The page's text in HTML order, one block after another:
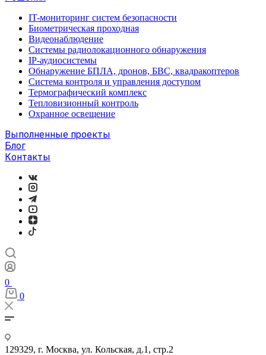
IT-мониторинг систем безопасности
Биометрическая проходная
Видеонаблюдение
Системы радиолокационного обнаружения
IP-аудиосистемы
Обнаружение БПЛА, дронов, БВС, квадракоптеров
Система контроля и управления доступом
Термографический комплекс
Тепловизионный контроль
Охранное освещение
Выполненные проекты
Блог
Контакты
0
0
129329, г. Москва, ул. Кольская, д.1, стр.2